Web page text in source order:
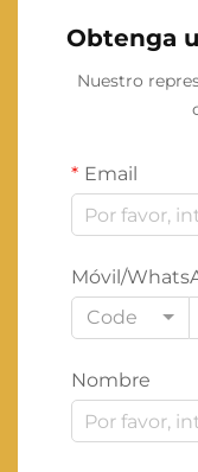
Obtenga
Nuestro
Email
Móvil/
Code
Nombre